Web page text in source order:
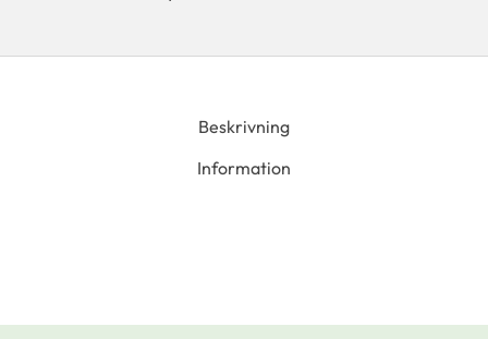
Beskrivning
Information